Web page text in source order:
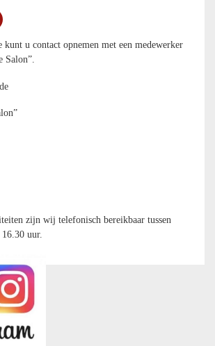
u contact opnemen met een medewerker
Salon”.
zijn wij telefonisch bereikbaar tussen
uur.